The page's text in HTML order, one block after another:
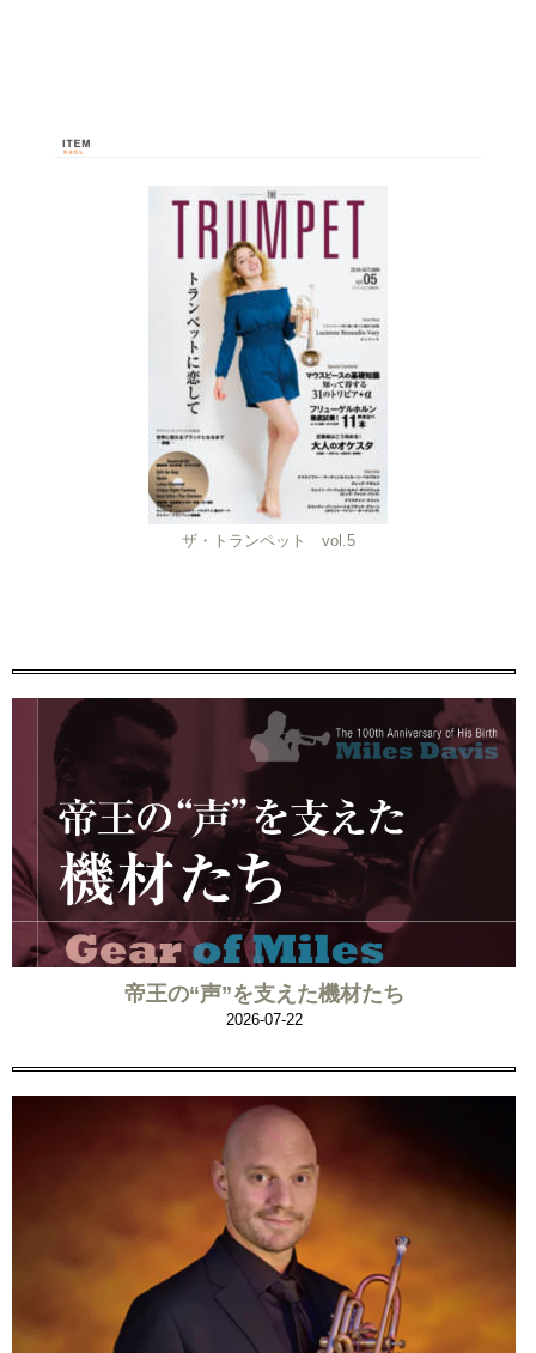
ザ・トランペット vol.5
帝王の“声”を支えた機材たち
2026-07-22